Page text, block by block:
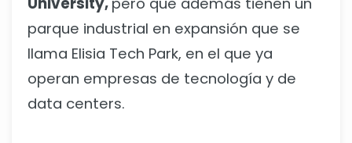
parque industrial en expansión que se
llama Elisia Tech Park, en el que ya
operan empresas de tecnología y de
data centers.